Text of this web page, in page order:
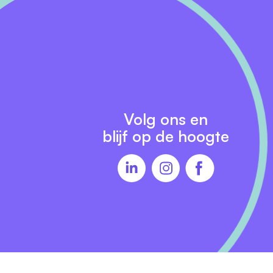
Volg ons en
blijf op de hoogte